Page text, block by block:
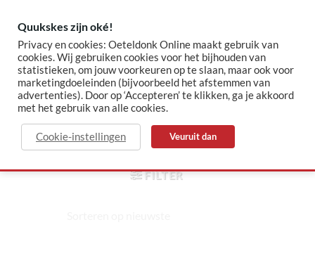
content
✓ Sinds 2015 jouw Oeteldonk-shop ✓ Veilig betalen via Mollie
jeanette
HOME / PRODUCTEN GETAGGED “JEANETTE”
FILTER
Quukskes zijn oké!
Privacy en cookies: Oeteldonk Online maakt gebruik van
cookies. Wij gebruiken cookies voor het bijhouden van
statistieken, om jouw voorkeuren op te slaan, maar ook voor
marketingdoeleinden (bijvoorbeeld het afstemmen van
advertenties). Door op ‘Accepteren’ te klikken, ga je akkoord
met het gebruik van alle cookies.
Cookie-instellingen Veuruit dan